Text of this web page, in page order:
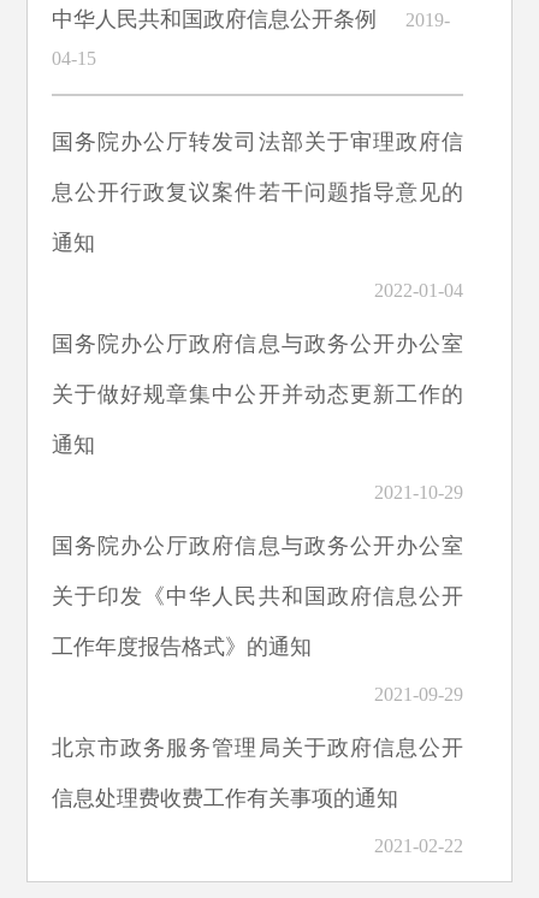
中华人民共和国政府信息公开条例
2019-
04-15
国务院办公厅转发司法部关于审理政府信
息公开行政复议案件若干问题指导意见的
通知
2022-01-04
国务院办公厅政府信息与政务公开办公室
关于做好规章集中公开并动态更新工作的
通知
2021-10-29
国务院办公厅政府信息与政务公开办公室
关于印发《中华人民共和国政府信息公开
工作年度报告格式》的通知
2021-09-29
北京市政务服务管理局关于政府信息公开
信息处理费收费工作有关事项的通知
2021-02-22